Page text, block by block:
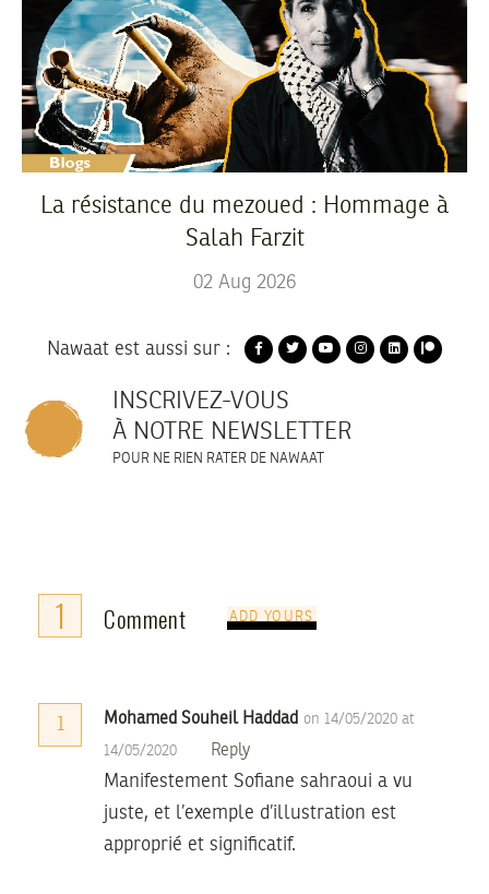
La résistance du mezoued : Hommage à
Salah Farzit
02 Aug 2026
Nawaat est aussi sur :
INSCRIVEZ-VOUS
À NOTRE NEWSLETTER
POUR NE RIEN RATER DE NAWAAT
1 Comment ADD YOURS
1 Mohamed Souheil Haddad on 14/05/2020 at
14/05/2020 Reply
Manifestement Sofiane sahraoui a vu
juste, et l’exemple d’illustration est
approprié et significatif.